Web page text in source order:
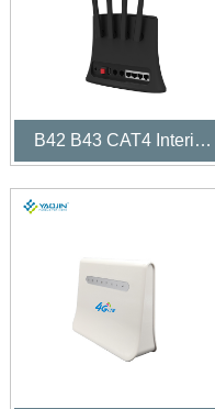
B42 B43 CAT4 Interior
LTE CPE